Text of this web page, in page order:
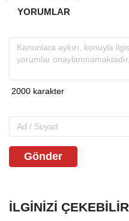
YORUMLAR
Gönder
İLGINIZI ÇEKEBILIR